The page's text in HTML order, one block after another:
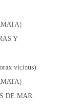
Y
vicinus)
DE MAR.